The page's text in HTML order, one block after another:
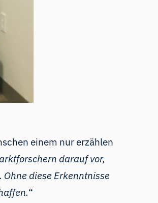
einem nur erzählen
darauf vor,
diese Erkenntnisse
“